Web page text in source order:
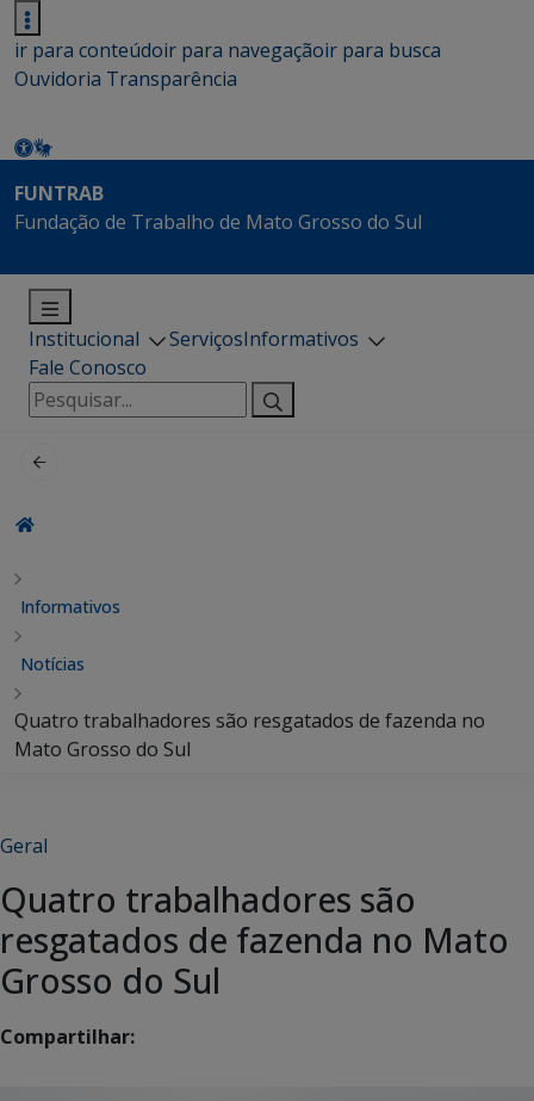
ir para conteúdoir para navegaçãoir para busca
Ouvidoria Transparência
FUNTRAB
Fundação de Trabalho de Mato Grosso do Sul
Institucional ServiçosInformativos
Fale Conosco
Pesquisar
por:
Informativos
Notícias
Quatro trabalhadores são resgatados de fazenda no
Mato Grosso do Sul
Geral
Quatro trabalhadores são
resgatados de fazenda no Mato
Grosso do Sul
Compartilhar: